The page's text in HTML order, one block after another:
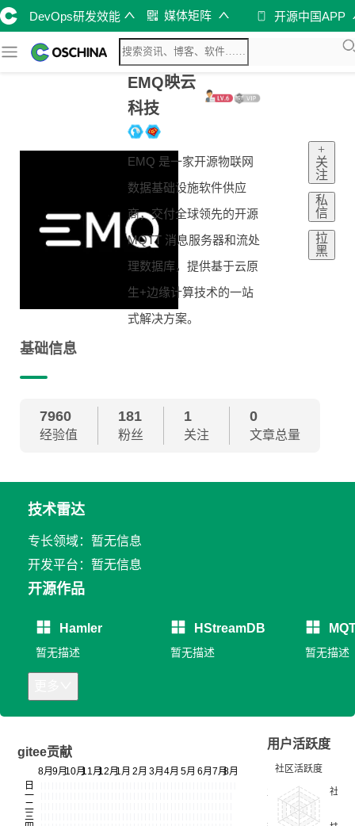
DevOps研发效能 媒体矩阵 开源中国APP
EMQ映云
科技
EMQ 是一家开源物联网
数据基础设施软件供应
商，交付全球领先的开源
MQTT 消息服务器和流处
理数据库，提供基于云原
生+边缘计算技术的一站
式解决方案。
+
关
注
私
信
拉
黑
基础信息
7960
经验值
181
粉丝
1
关注
0
文章总量
技术雷达
专长领域：暂无信息
开发平台：暂无信息
开源作品
Hamler
暂无描述
HStreamDB
暂无描述 暂无描述
gitee贡献
用户活跃度